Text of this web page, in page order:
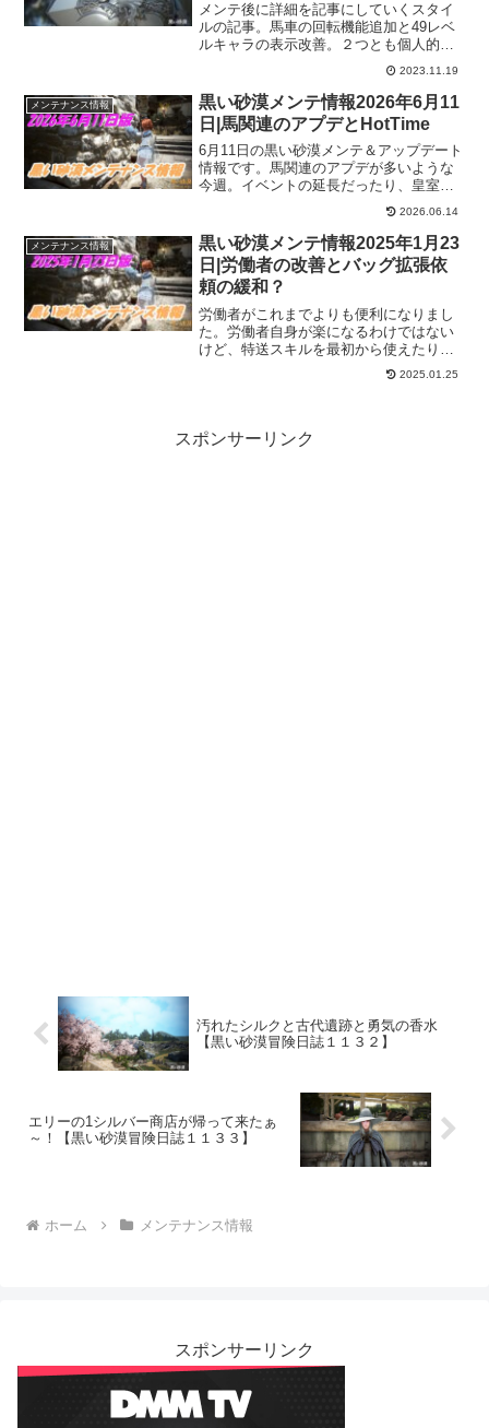
メンテ後に詳細を記事にしていくスタイ
ルの記事。馬車の回転機能追加と49レベ
ルキャラの表示改善。２つとも個人的に
ナイスアップデートだと思ったので、ひ
じょーにありがたいです。馬車の回転は
ともかく49レベルキャラの表示はほんと
うっとおしいかったのでｗ
2023.11.19
メンテナンス情報
黒い砂漠メンテ情報2026年6月11
日|馬関連のアプデとHotTime
6月11日の黒い砂漠メンテ＆アップデート
情報です。馬関連のアプデが多いような
今週。イベントの延長だったり、皇室調
教納品の報酬改善だったりと今度何かあ
るの？とか無駄に深読みしてしまいまし
た。後は、エダニアの玉座イベントが常
時になったので、まだ獲得してない冒険
者さんもじっくり楽しめます。
2026.06.14
メンテナンス情報
黒い砂漠メンテ情報2025年1月23
日|労働者の改善とバッグ拡張依
頼の緩和？
労働者がこれまでよりも便利になりまし
た。労働者自身が楽になるわけではない
けど、特送スキルを最初から使えたりで
きるようになりました。バッグの拡張依
頼も実質緩和されたような形になりまし
2025.01.25
スポンサーリンク
汚れたシルクと古代遺跡と勇気の香水
【黒い砂漠冒険日誌１１３２】
エリーの1シルバー商店が帰って来たぁ
～！【黒い砂漠冒険日誌１１３３】
ホーム メンテナンス情報
スポンサーリンク